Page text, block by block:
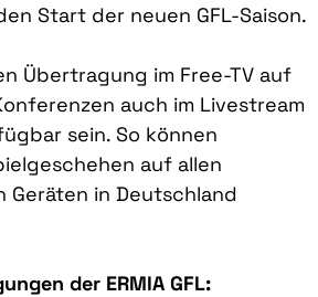
Start der neuen GFL-Saison.
Übertragung im Free-TV auf
auch im Livestream
sein. So können
auf allen
Geräten in Deutschland
der ERMIA GFL: